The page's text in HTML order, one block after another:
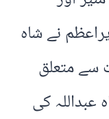
نے شاہ
سے متعلق
عبداللہ کی